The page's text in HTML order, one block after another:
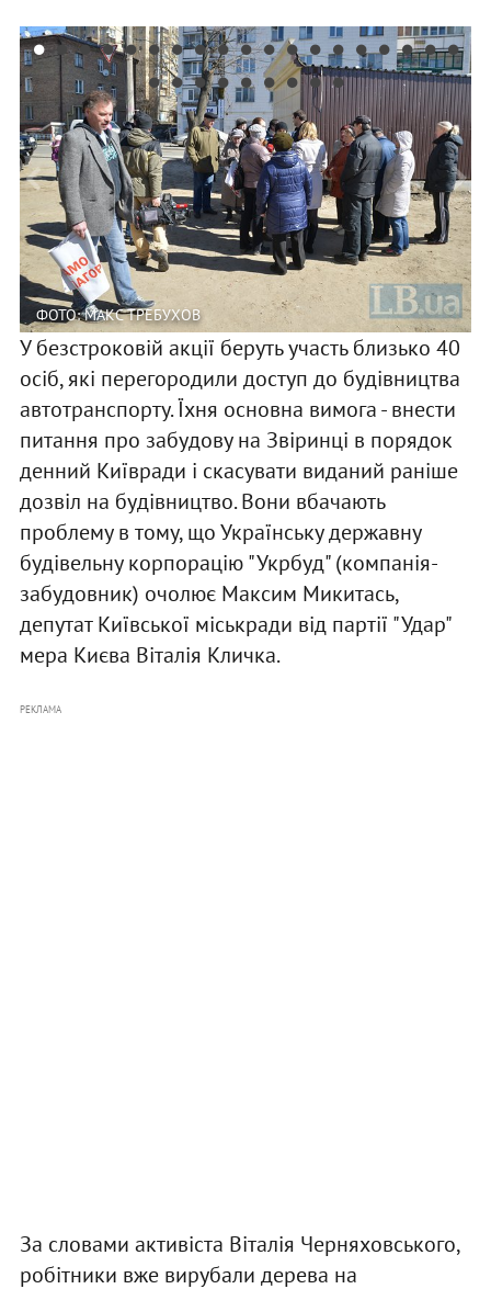
ФОТО: МАКС ТРЕБУХОВ
У безстроковій акції беруть участь близько 40
осіб, які перегородили доступ до будівництва
автотранспорту. Їхня основна вимога - внести
питання про забудову на Звіринці в порядок
денний Київради і скасувати виданий раніше
дозвіл на будівництво. Вони вбачають
проблему в тому, що Українську державну
будівельну корпорацію "Укрбуд" (компанія-
забудовник) очолює Максим Микитась,
депутат Київської міськради від партії "Удар"
мера Києва Віталія Кличка.
РЕКЛАМА
За словами активіста Віталія Черняховського,
робітники вже вирубали дерева на